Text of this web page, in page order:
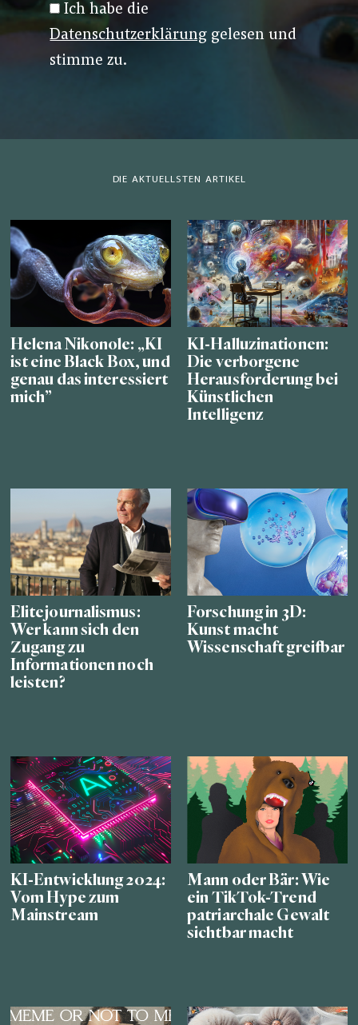
Ich habe die
Datenschutzerklärung gelesen und
stimme zu.
DIE AKTUELLSTEN ARTIKEL
Helena Nikonole: „KI
ist eine Black Box, und
genau das interessiert
mich”
KI-Halluzinationen:
Die verborgene
Herausforderung bei
Künstlichen
Intelligenz
Elitejournalismus:
Wer kann sich den
Zugang zu
Informationen noch
leisten?
Forschung in 3D:
Kunst macht
Wissenschaft greifbar
KI-Entwicklung 2024:
Vom Hype zum
Mainstream
Mann oder Bär: Wie
ein TikTok-Trend
patriarchale Gewalt
sichtbar macht